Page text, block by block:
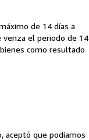
de 14 días a
el periodo de 14
como resultado
aceptó que podíamos